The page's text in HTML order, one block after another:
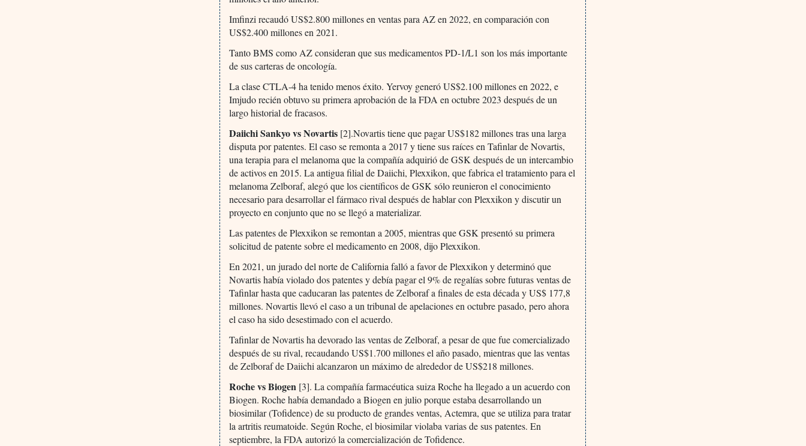
Imfinzi recaudó US$2.800 millones en ventas para AZ en 2022, en comparación con
US$2.400 millones en 2021.
Tanto BMS como AZ consideran que sus medicamentos PD-1/L1 son los más importante
de sus carteras de oncología.
La clase CTLA-4 ha tenido menos éxito. Yervoy generó US$2.100 millones en 2022, e
Imjudo recién obtuvo su primera aprobación de la FDA en octubre 2023 después de un
largo historial de fracasos.
Daiichi Sankyo vs Novartis [2].Novartis tiene que pagar US$182 millones tras una larga
disputa por patentes. El caso se remonta a 2017 y tiene sus raíces en Tafinlar de Novartis,
una terapia para el melanoma que la compañía adquirió de GSK después de un intercambio
de activos en 2015. La antigua filial de Daiichi, Plexxikon, que fabrica el tratamiento para el
melanoma Zelboraf, alegó que los científicos de GSK sólo reunieron el conocimiento
necesario para desarrollar el fármaco rival después de hablar con Plexxikon y discutir un
proyecto en conjunto que no se llegó a materializar.
Las patentes de Plexxikon se remontan a 2005, mientras que GSK presentó su primera
solicitud de patente sobre el medicamento en 2008, dijo Plexxikon.
En 2021, un jurado del norte de California falló a favor de Plexxikon y determinó que
Novartis había violado dos patentes y debía pagar el 9% de regalías sobre futuras ventas de
Tafinlar hasta que caducaran las patentes de Zelboraf a finales de esta década y US$ 177,8
millones. Novartis llevó el caso a un tribunal de apelaciones en octubre pasado, pero ahora
el caso ha sido desestimado con el acuerdo.
Tafinlar de Novartis ha devorado las ventas de Zelboraf, a pesar de que fue comercializado
después de su rival, recaudando US$1.700 millones el año pasado, mientras que las ventas
de Zelboraf de Daiichi alcanzaron un máximo de alrededor de US$218 millones.
Roche vs Biogen [3]. La compañía farmacéutica suiza Roche ha llegado a un acuerdo con
Biogen. Roche había demandado a Biogen en julio porque estaba desarrollando un
biosimilar (Tofidence) de su producto de grandes ventas, Actemra, que se utiliza para tratar
la artritis reumatoide. Según Roche, el biosimilar violaba varias de sus patentes. En
septiembre, la FDA autorizó la comercialización de Tofidence.